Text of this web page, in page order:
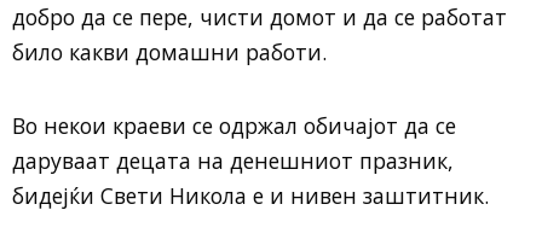
добро да се пере, чисти домот и да се работат
било какви домашни работи.
Во некои краеви се одржал обичајот да се
даруваат децата на денешниот празник,
бидејќи Свети Никола е и нивен заштитник.